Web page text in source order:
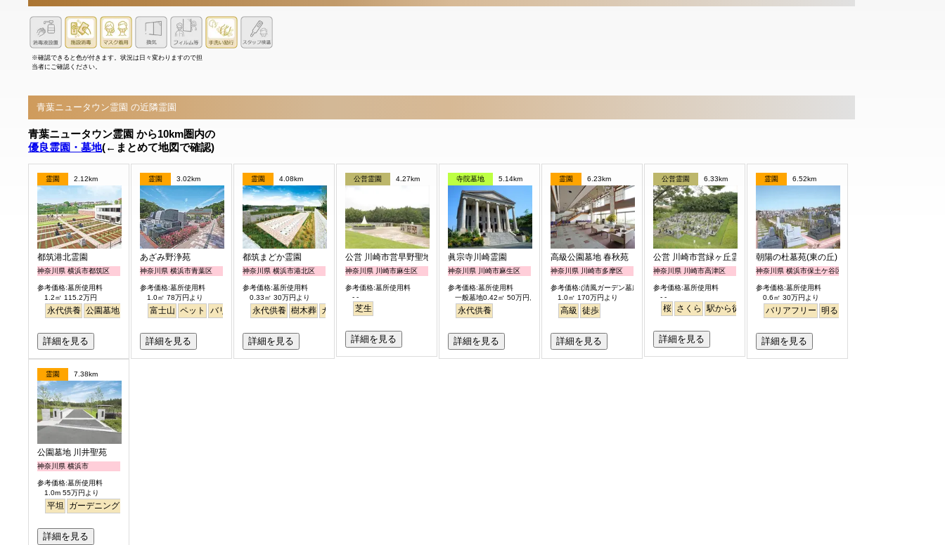
※確認できると色が付きます。状況は日々変わりますので担
当者にご確認ください。
青葉ニュータウン霊園 の近隣霊園
青葉ニュータウン霊園 から10km圏内の
優良霊園・墓地(←まとめて地図で確認)
霊園 2.12km
都筑港北霊園
神奈川県 横浜市都筑区
参考価格:墓所使用料
1.2㎡ 115.2万円
永代供養 公園墓地 駅から徒歩 明るい
詳細を見る
霊園 3.02km
あざみ野浄苑
神奈川県 横浜市青葉区
参考価格:墓所使用料
1.0㎡ 78万円より
富士山 ペット バリアフリー 明るい
詳細を見る
霊園 4.08km
都筑まどか霊園
神奈川県 横浜市港北区
参考価格:墓所使用料
0.33㎡ 30万円より
永代供養 樹木葬 ガーデニング
詳細を見る
公営霊園 4.27km
公営 川崎市営早野聖地公園
神奈川県 川崎市麻生区
参考価格:墓所使用料
- -
芝生
詳細を見る
寺院墓地 5.14km
眞宗寺川崎霊園
神奈川県 川崎市麻生区
参考価格:墓所使用料
一般墓地0.42㎡ 50万円より
永代供養
詳細を見る
霊園 6.23km
高級公園墓地 春秋苑
神奈川県 川崎市多摩区
参考価格:(清風ガーデン墓所)
1.0㎡ 170万円より
高級 徒歩
詳細を見る
公営霊園 6.33km
公営 川崎市営緑ヶ丘霊園
神奈川県 川崎市高津区
参考価格:墓所使用料
- -
桜 さくら 駅から徒歩
詳細を見る
霊園 6.52km
朝陽の杜墓苑(東の丘)
神奈川県 横浜市保土ケ谷区
参考価格:墓所使用料
0.6㎡ 30万円より
バリアフリー 明るい
詳細を見る
霊園 7.38km
公園墓地 川井聖苑
神奈川県 横浜市
参考価格:墓所使用料
1.0m 55万円より
平坦 ガーデニング
詳細を見る